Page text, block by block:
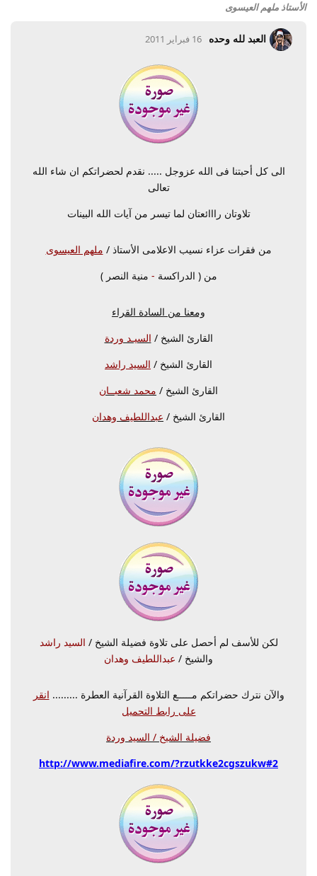
الأستاذ ملهم العيسوى
العبد لله وحده 16 فبراير 2011
الى كل أحبتنا فى الله عزوجل ..... نقدم لحضراتكم ان شاء الله
تعالى
تلاوتان رااائعتان لما تيسر من آيات الله البينات
من فقرات عزاء نسيب الاعلامى الأستاذ / ملهم العيسوى
من ( الدراكسة - منية النصر )
ومعنا من السادة القراء
القارئ الشيخ / السيـد وردة
القارئ الشيخ / السيد راشد
القارئ الشيخ / محمد شعبــان
القارئ الشيخ / عبداللطيف وهدان
لكن للأسف لم أحصل على تلاوة فضيلة الشيخ / السيد راشد
والشيخ / عبداللطيف وهدان
والآن نترك حضراتكم مـــــع التلاوة القرآنية العطرة ......... انقر
على رابط التحميل
فضيلة الشيخ / السيد وردة
http://www.mediafire.com/?rzutkke2cgszukw#2